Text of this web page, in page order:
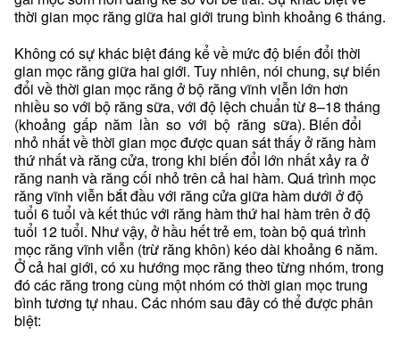
thời gian mọc răng giữa hai giới trung bình khoảng 6 tháng.
Không có sự khác biệt đáng kể về mức độ biến đổi thời
gian mọc răng giữa hai giới. Tuy nhiên, nói chung, sự biến
đổi về thời gian mọc răng ở bộ răng vĩnh viễn lớn hơn
nhiều so với bộ răng sữa, với độ lệch chuẩn từ 8–18 tháng
(khoảng gấp năm lần so với bộ răng sữa). Biến đổi
nhỏ nhất về thời gian mọc được quan sát thấy ở răng hàm
thứ nhất và răng cửa, trong khi biến đổi lớn nhất xảy ra ở
răng nanh và răng cối nhỏ trên cả hai hàm. Quá trình mọc
răng vĩnh viễn bắt đầu với răng cửa giữa hàm dưới ở độ
tuổi 6 tuổi và kết thúc với răng hàm thứ hai hàm trên ở độ
tuổi 12 tuổi. Như vậy, ở hầu hết trẻ em, toàn bộ quá trình
mọc răng vĩnh viễn (trừ răng khôn) kéo dài khoảng 6 năm.
Ở cả hai giới, có xu hướng mọc răng theo từng nhóm, trong
đó các răng trong cùng một nhóm có thời gian mọc trung
bình tương tự nhau. Các nhóm sau đây có thể được phân
biệt: